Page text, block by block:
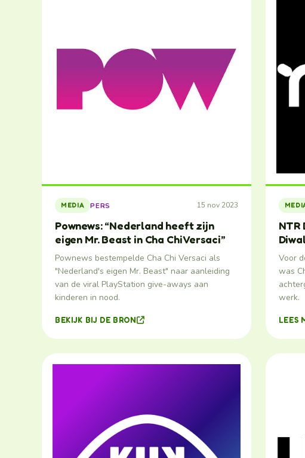
MEDIA PERS 15 nov 2023
Pownews: “Nederland heeft zijn
eigen Mr. Beast in Cha Chi Versaci”
Pownews bestempelde Cha Chi Versaci als
"Nederland's eigen Mr. Beast" naar aanleiding
van de viral PlayStation give-aways aan
kinderen in nood.
BEKIJK BIJ DE BRON
NTR
Voor
was
werk.
LEES